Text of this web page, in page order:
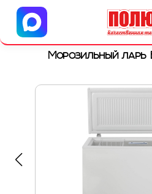
Центр бытовой
г. Ульяновск, ул.
Морозильный